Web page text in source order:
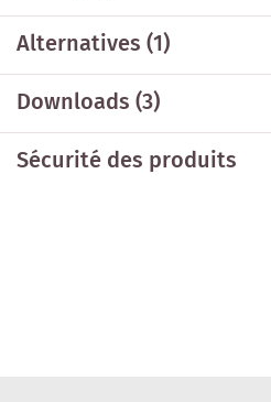
Alternatives(1)
Downloads (3)
Sécurité des produits